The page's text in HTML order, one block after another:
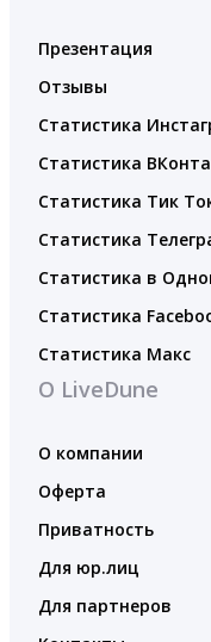
Презентация
Отзывы
Статистика
Статистика
Статистика Тик
Статистика
Статистика в
Статистика
Статистика Макс
О LiveDune
О компании
Оферта
Приватность
Для юр.лиц
Для партнеров